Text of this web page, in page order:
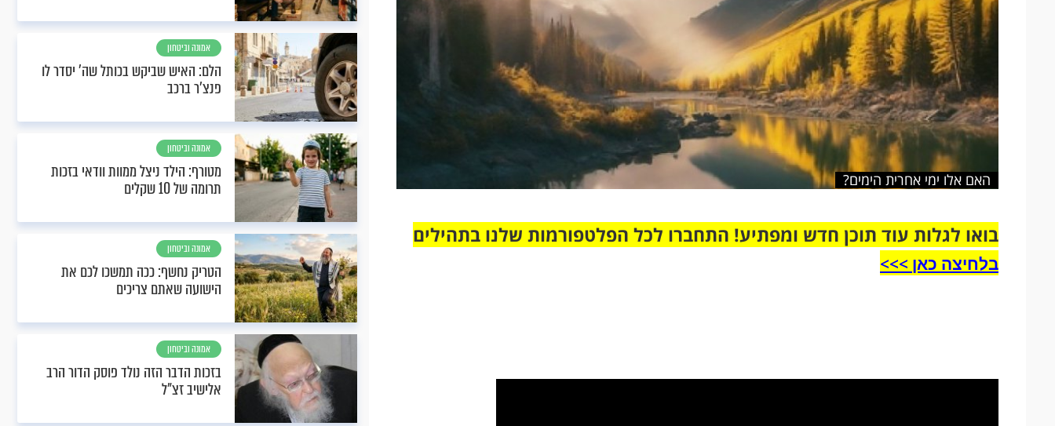
האם אלו ימי אחרית הימים?
בואו לגלות עוד תוכן חדש ומפתיע! התחברו לכל הפלטפורמות שלנו בתהילים
בלחיצה כאן >>>​
אמונה וביטחון
הלם: האיש שביקש בכותל שה' יסדר לו
פנצ'ר ברכב
אמונה וביטחון
מטורף: הילד ניצל ממוות וודאי בזכות
תרומה של 10 שקלים
אמונה וביטחון
הטריק נחשף: ככה תמשכו לכם את
הישועה שאתם צריכים
אמונה וביטחון
בזכות הדבר הזה נולד פוסק הדור הרב
אלישיב זצ"ל